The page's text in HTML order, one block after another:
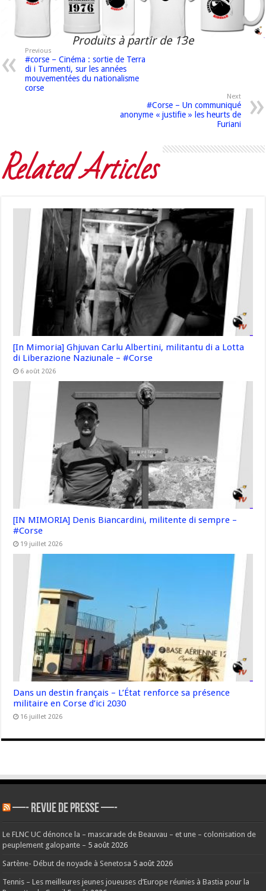
Produits à partir de 13e
Previous
#corse – Cinéma : sortie de Terra
di i Turmenti, sur les années
mouvementées du nationalisme
corse
Next
#Corse – Un communiqué
anonyme « justifie » les heurts de
Furiani
Related Articles
[In Mimoria] Ghjuvan Carlu Albertini, militantu di a Lotta
di Liberazione Naziunale – #Corse
6 août 2026
[IN MIMORIA] Denis Biancardini, militente di sempre –
#Corse
19 juillet 2026
Dans un destin français – L’État renforce sa présence
militaire en Corse d’ici 2030
16 juillet 2026
—- REVUE DE PRESSE —-
Le FLNC UC dénonce la – mascarade de Beauvau – et une – colonisation de
peuplement galopante – 5 août 2026
Sartène- Début de noyade à Senetosa 5 août 2026
Tennis – Les meilleures jeunes joueuses d’Europe réunies à Bastia pour la